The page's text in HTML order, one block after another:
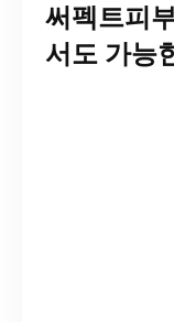
써펙트피
서도 가능